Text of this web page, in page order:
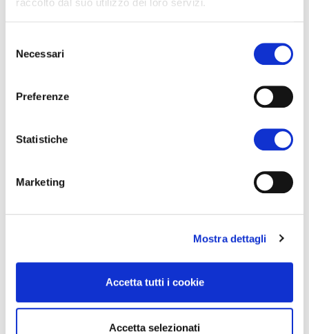
delNecessari
Preferenze
Statistiche
Marketing
Mostra dettagli
Accetta tutti i cookie
Accetta selezionati